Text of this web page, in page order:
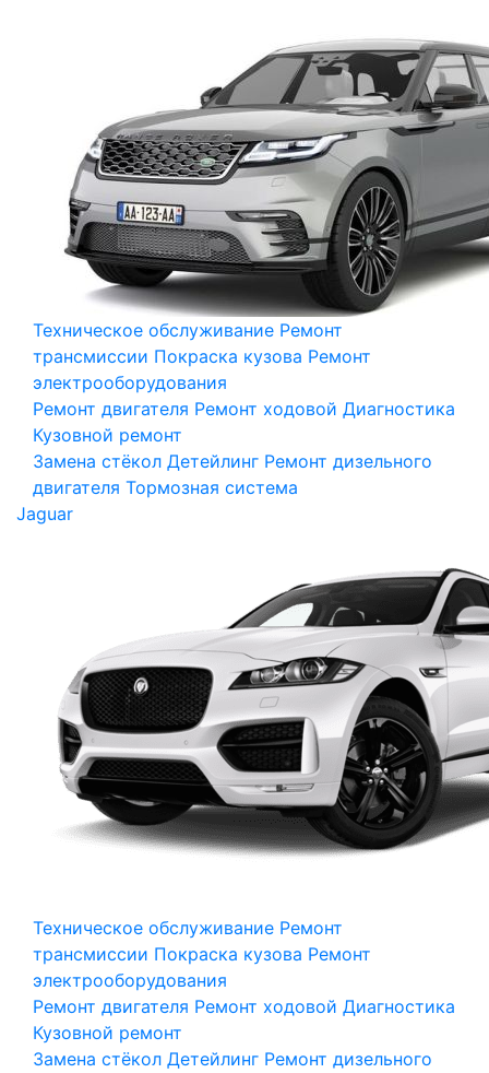
Техническое обслуживание Ремонт
трансмиссии Покраска кузова Ремонт
электрооборудования
Ремонт двигателя Ремонт ходовой Диагностика
Кузовной ремонт
Замена стёкол Детейлинг Ремонт дизельного
двигателя Тормозная система
Jaguar
Техническое обслуживание Ремонт
трансмиссии Покраска кузова Ремонт
электрооборудования
Ремонт двигателя Ремонт ходовой Диагностика
Кузовной ремонт
Замена стёкол Детейлинг Ремонт дизельного